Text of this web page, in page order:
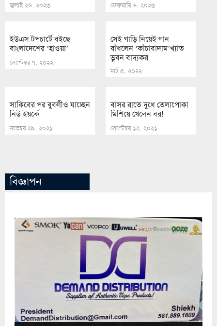
জুলাই ২৬, ২০২৩ ফেব্রুয়ারি ৬, ২০২৩
ইউএস টপচার্টে বইছে
বাংলাদেশের ‘হাওয়া’
সেপ্টেম্বর ৭, ২০২২
সেই গাড়ি নিয়েই গান
বাঁধলেন ‘কাঁচাবাদাম’খ্যাত
ভুবন বাদ্যকর
মার্চ ৫, ২০২২
সাকিবের পর বুবলীও যাচ্ছেন
নিউ ইয়র্কে
নভেম্বর ২৯, ২০২১
বাসর রাতে দুধে তেলাপোকা
মিশিয়ে খেলেন বর!
সেপ্টেম্বর ১২, ২০২১
বিজ্ঞাপন